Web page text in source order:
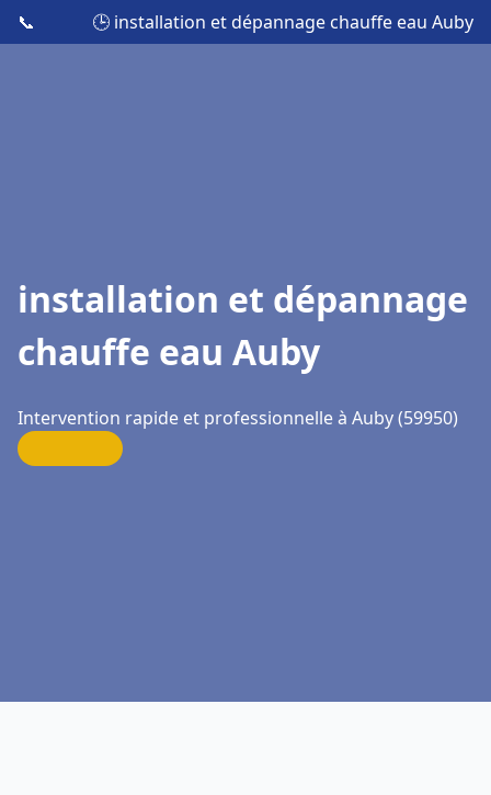
📞 🕒 installation et dépannage chauffe eau Auby
installation et dépannage
chauffe eau Auby
Intervention rapide et professionnelle à Auby (59950)